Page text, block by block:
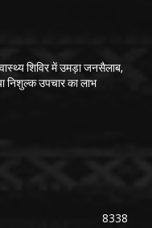
शिविर में उमड़ा जनसैलाब,
निशुल्क उपचार का लाभ
8338